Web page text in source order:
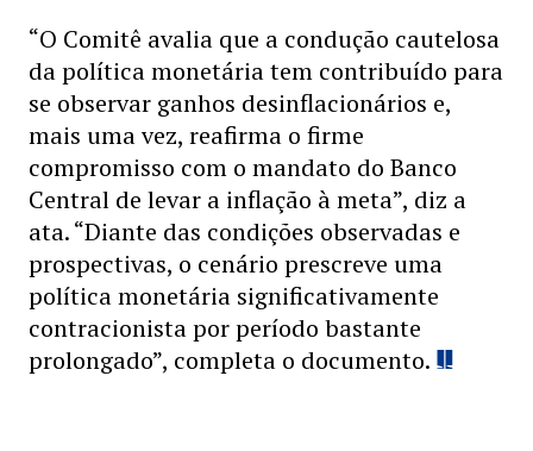
“O Comitê avalia que a condução cautelosa
da política monetária tem contribuído para
se observar ganhos desinflacionários e,
mais uma vez, reafirma o firme
compromisso com o mandato do Banco
Central de levar a inflação à meta”, diz a
ata. “Diante das condições observadas e
prospectivas, o cenário prescreve uma
política monetária significativamente
contracionista por período bastante
prolongado”, completa o documento.